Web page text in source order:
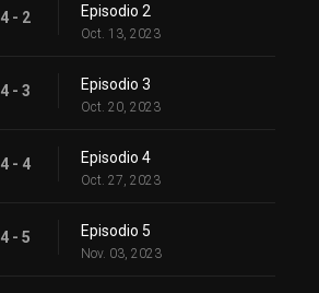
4 - 2 Episodio 2
Oct. 13, 2023
4 - 3 Episodio 3
Oct. 20, 2023
4 - 4 Episodio 4
Oct. 27, 2023
4 - 5 Episodio 5
Nov. 03, 2023